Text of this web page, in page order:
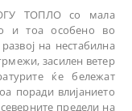
ТОПЛО со мала
и тоа особено во
на нестабилна
засилен ветер
ќе бележат
поради влијанието
предели на